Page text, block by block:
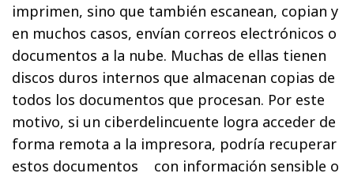
imprimen, sino que también escanean, copian y
en muchos casos, envían correos electrónicos o
documentos a la nube. Muchas de ellas tienen
discos duros internos que almacenan copias de
todos los documentos que procesan. Por este
motivo, si un ciberdelincuente logra acceder de
forma remota a la impresora, podría recuperar
estos documentos con información sensible o